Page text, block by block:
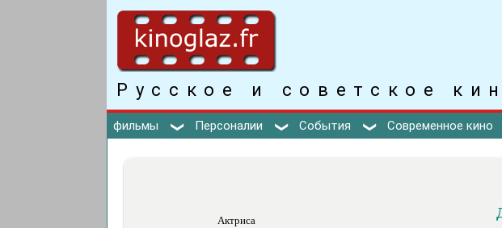
Русское и советское
фильмы Персоналии События Современное кино
Актриса